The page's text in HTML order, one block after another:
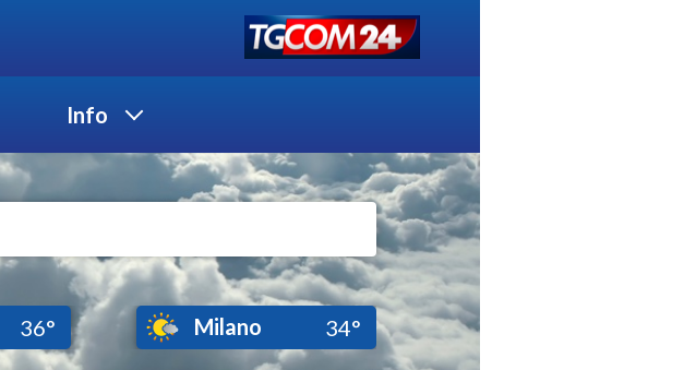
Info
36° Milano 34°